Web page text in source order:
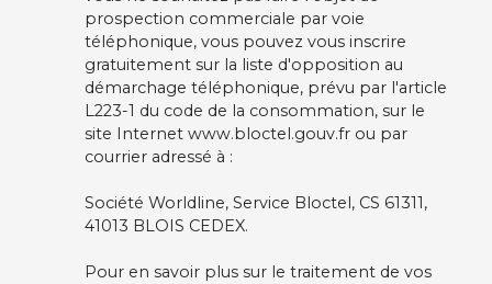
prospection commerciale par voie
téléphonique, vous pouvez vous inscrire
gratuitement sur la liste d'opposition au
démarchage téléphonique, prévu par l'article
L223-1 du code de la consommation, sur le
site Internet www.bloctel.gouv.fr ou par
courrier adressé à :
Société Worldline, Service Bloctel, CS 61311,
41013 BLOIS CEDEX.
Pour en savoir plus sur le traitement de vos